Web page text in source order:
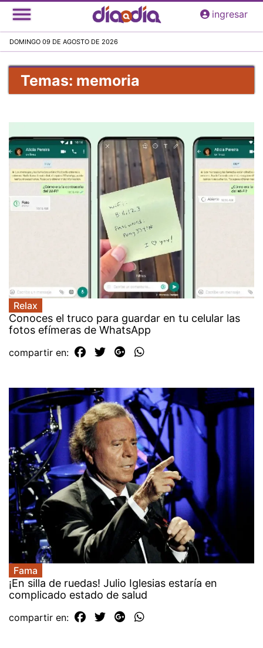
Pasar
al
principal
ingresar
DOMINGO 09 DE AGOSTO DE 2026
Temas: memoria
Relax
Conoces el truco para guardar en tu celular las
fotos efímeras de WhatsApp
compartir en:
Fama
¡En silla de ruedas! Julio Iglesias estaría en
complicado estado de salud
compartir en: